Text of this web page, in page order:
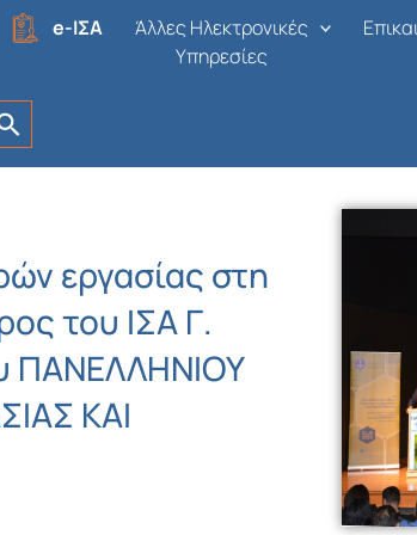
e-ΙΣΑ
Άλλες Ηλεκτρονικές
Υπηρεσίες
εργασίας στη
του ΙΣΑ Γ.
ΠΑΝΕΛΛΗΝΙΟΥ
ΚΑΙ